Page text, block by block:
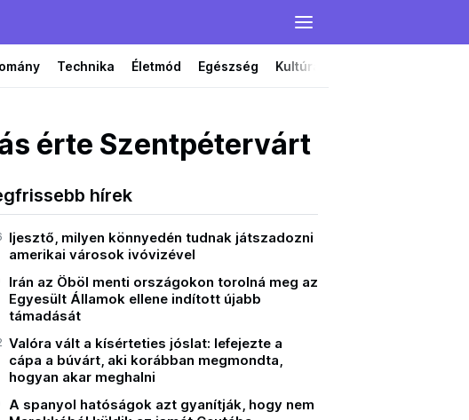
Technika Életmód Egészség Kultúra
érte Szentpétervárt
hírek
Ijesztő, milyen könnyedén tudnak játszadozni
amerikai városok ivóvizével
Irán az Öböl menti országokon torolná meg az
Egyesült Államok ellene indított újabb
támadását
Valóra vált a kísérteties jóslat: lefejezte a
cápa a búvárt, aki korábban megmondta,
hogyan akar meghalni
A spanyol hatóságok azt gyanítják, hogy nem